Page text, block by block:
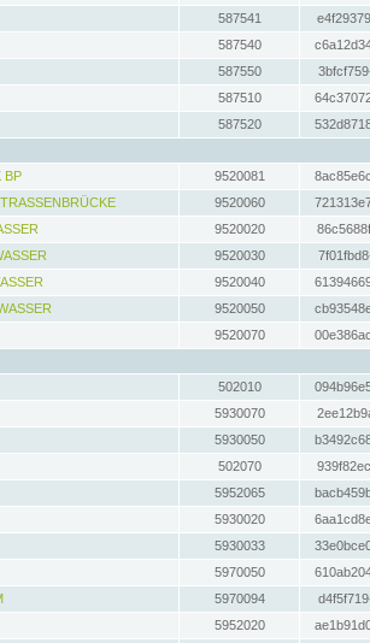
587541
587540
587550
587510
587520
BP
9520081
9520060
9520020
9520030
9520040
9520050
9520070
502010
5930070
5930050
502070
5952065
5930020
5930033
5970050
5970094
5952020